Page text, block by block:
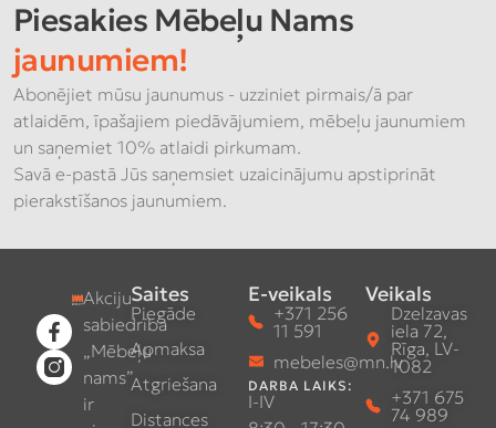
Piesakies Mēbeļu Nams
jaunumiem!
Abonējiet mūsu jaunumus - uzziniet pirmais/ā par
atlaidēm, īpašajiem piedāvājumiem, mēbeļu jaunumiem
un saņemiet 10% atlaidi pirkumam.
Savā e-pastā Jūs saņemsiet uzaicinājumu apstiprināt
pierakstīšanos jaunumiem.
Akciju
sabiedrība
„Mēbeļu
nams”
ir
Saites
Piegāde
Apmaksa
Atgriešana
Distances
E-veikals
+371 256
11 591
mebeles@mn.lv
DARBA LAIKS:
I-IV
Veikals
Dzelzavas
iela 72,
Rīga, LV-
1082
+371 675
74 989